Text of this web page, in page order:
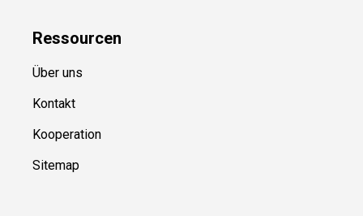
Ressourcen
Über uns
Kontakt
Kooperation
Sitemap